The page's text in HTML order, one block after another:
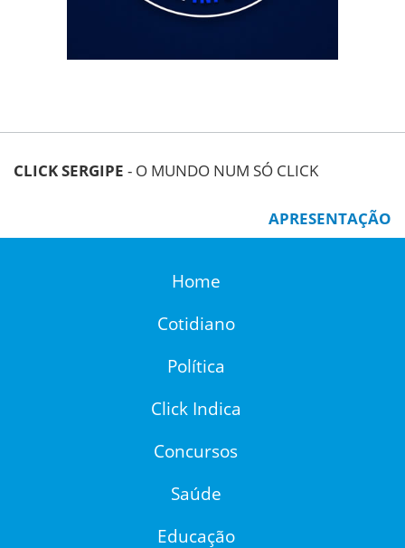
CLICK SERGIPE - O MUNDO NUM SÓ CLICK
APRESENTAÇÃO
Home
Cotidiano
Política
Click Indica
Concursos
Saúde
Educação